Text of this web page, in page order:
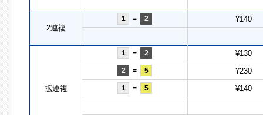
2連複
1 = 2 ¥140
拡連複
1 = 2 ¥130
2 = 5 ¥230
1 = 5 ¥140